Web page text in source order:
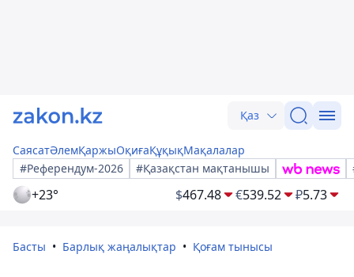
Қаз
СаясатӘлемҚаржыОқиғаҚұқықМақалалар
#Референдум-2026
#Қазақстан мақтанышы
+23° $467.48 €539.52 ₽5.73
Басты Барлық жаңалықтар Қоғам тынысы